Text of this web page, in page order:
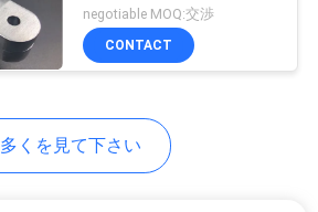
に蝶番を付けます
negotiable MOQ:交渉
CONTACT
多くを見て下さい